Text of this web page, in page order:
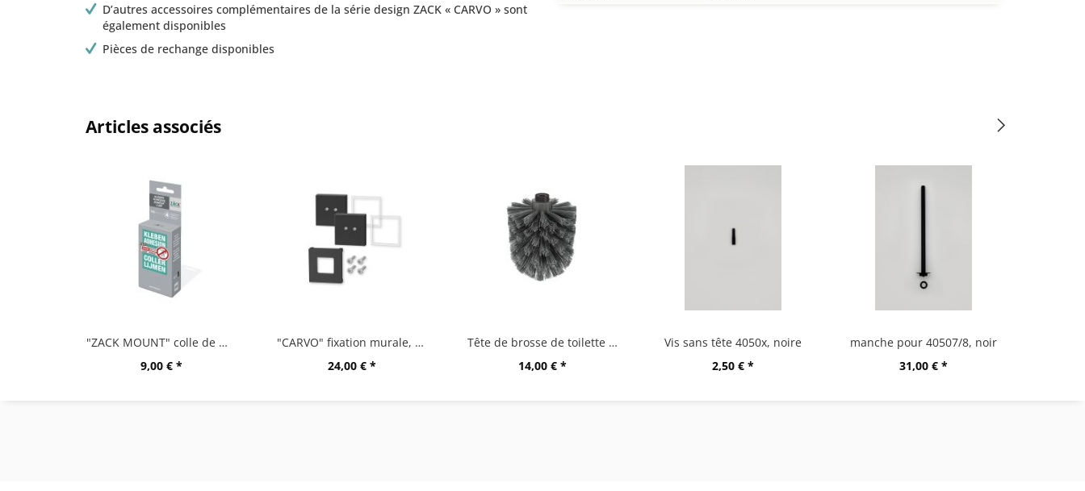
D’autres accessoires complémentaires de la série design ZACK « CARVO » sont
également disponibles
Pièces de rechange disponibles
Articles associés
"ZACK MOUNT" colle de montage,12g
9,00 € *
"CARVO" fixation murale, set/2, noir
24,00 € *
Tête de brosse de toilette de rechange A
14,00 € *
Vis sans tête 4050x, noire
2,50 € *
manche pour 40507/8, noir
31,00 € *